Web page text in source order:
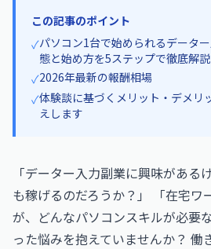
この記事のポイント
✓パソコン1台で始められるデータ
態と始め方を5ステップで徹底解説
✓2026年最新の報酬相場
✓体験談に基づくメリット・デメリ
えします
「データー入力副業に興味がある
も稼げるのだろうか？」 「在宅ワ
が、どんなパソコンスキルが必
った悩みを抱えていませんか？ 働